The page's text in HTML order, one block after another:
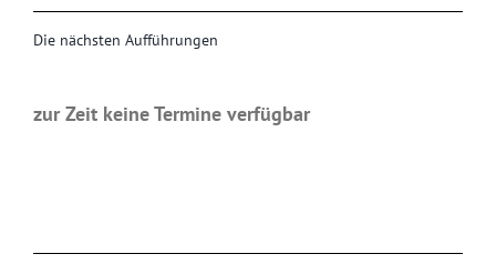
Die nächsten Aufführungen
zur Zeit keine Termine verfügbar